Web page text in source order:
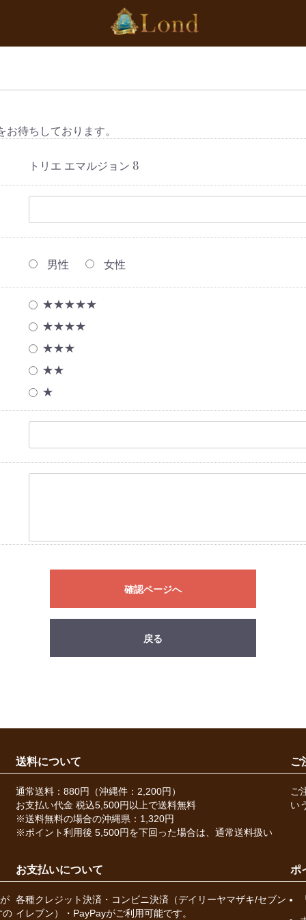
待ちしております。
トリエ エマルジョン 8
男性 女性
★★★★★
★★★★
★★★
★★
★
確認ページへ
戻る
送料について
通常送料：880円（沖縄件：2,200円）
お支払い代金 税込5,500円以上で送料無料
※送料無料の場合の沖縄県：1,320円
※ポイント利用後 5,500円を下回った場合は、通常送料扱い
ご
ご
い
の
お支払いについて
各種クレジット決済・コンビニ決済（デイリーヤマザキ/セブン
イレブン）・PayPayがご利用可能です。
ポ